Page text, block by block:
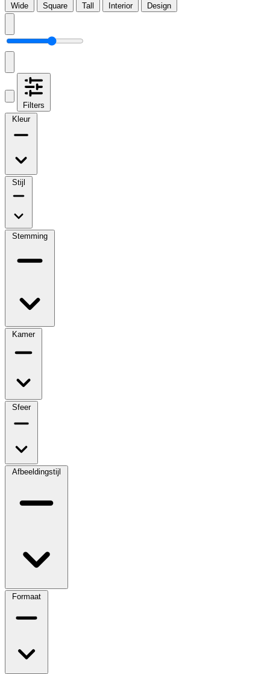
Wide Square Tall Interior Design
Filters
Kleur
Stijl
Stemming
Kamer
Sfeer
Afbeeldingstijl
Formaat